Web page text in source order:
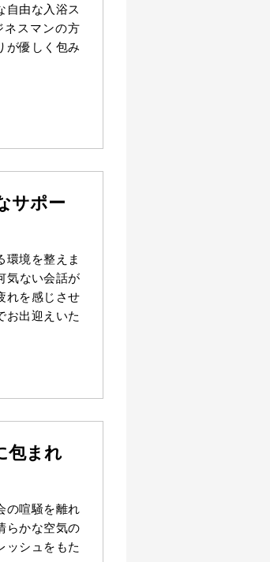
自由な入浴ス
ネスマンの方
が優しく包み
サポー
環境を整えま
気ない会話が
れを感じさせ
お出迎えいた
包まれ
の喧騒を離れ
らかな空気の
ッシュをもた